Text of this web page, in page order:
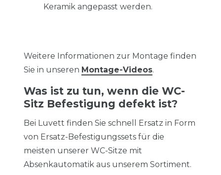
Keramik angepasst werden.
Weitere Informationen zur Montage finden
Sie in unseren Montage-Videos.
Was ist zu tun, wenn die WC-
Sitz Befestigung defekt ist?
Bei Luvett finden Sie schnell Ersatz in Form
von Ersatz-Befestigungssets für die
meisten unserer WC-Sitze mit
Absenkautomatik aus unserem Sortiment.